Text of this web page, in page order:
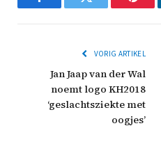
FacebookTwitter
VORIG ARTIKEL
Jan Jaap van der Wal
noemt logo KH2018
‘geslachtsziekte met
oogjes’